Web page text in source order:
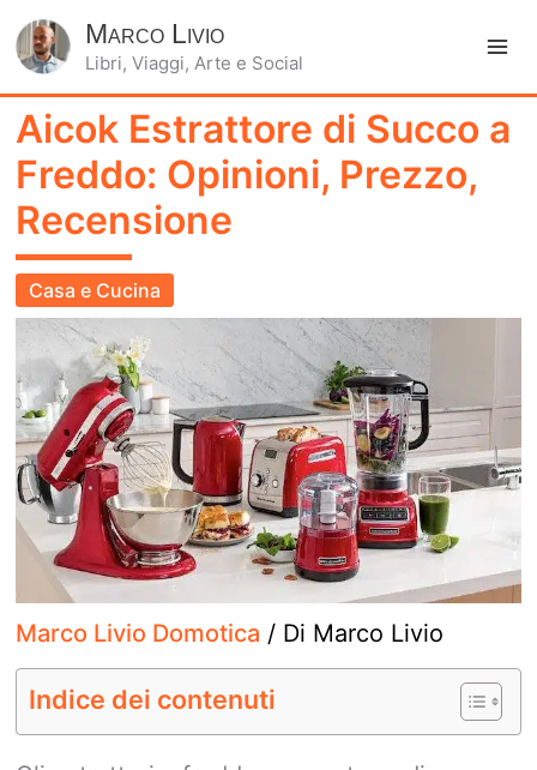
Marco Livio
Libri, Viaggi, Arte e Social
Aicok Estrattore di Succo a
Freddo: Opinioni, Prezzo,
Recensione
Casa e Cucina
Marco Livio Domotica / Di Marco Livio
Indice dei contenuti